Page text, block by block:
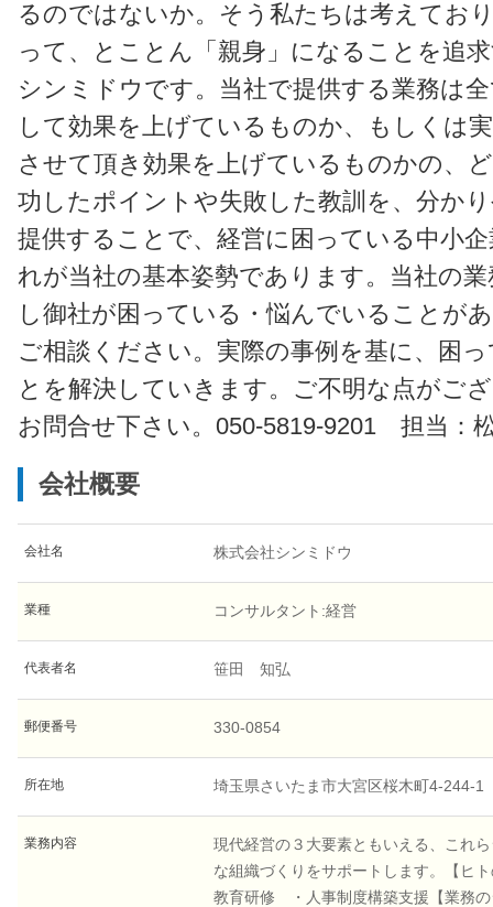
るのではないか。そう私たちは考えてお
って、とことん「親身」になることを追
シンミドウです。当社で提供する業務は
して効果を上げているものか、もしくは
させて頂き効果を上げているものかの、
功したポイントや失敗した教訓を、分か
提供することで、経営に困っている中小
れが当社の基本姿勢であります。当社の
し御社が困っている・悩んでいることが
ご相談ください。実際の事例を基に、困
とを解決していきます。ご不明な点がご
お問合せ下さい。050-5819-9201 担当：
会社概要
会社名 株式会社シンミドウ
業種 コンサルタント:経営
代表者名 笹田 知弘
郵便番号 330-0854
所在地 埼玉県さいたま市大宮区桜木町4-244-
業務内容
現代経営の３大要素ともいえる、これ
な組織づくりをサポートします。【ヒ
教育研修 ・人事制度構築支援【業務